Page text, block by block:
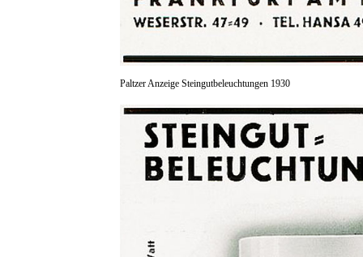
Paltzer Anzeige Steingutbeleuchtungen 1930